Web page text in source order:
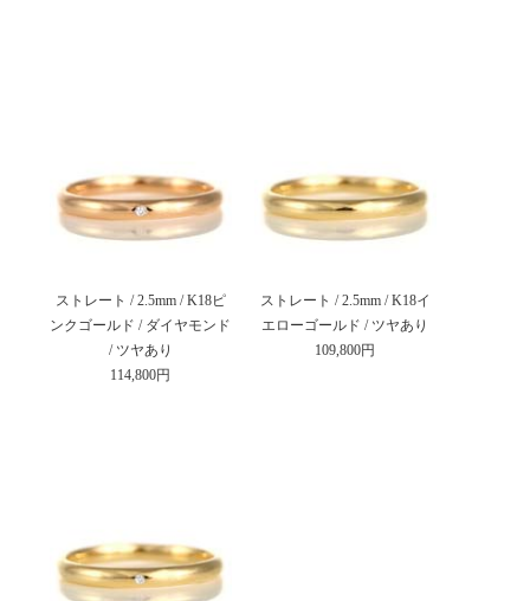
ストレート / 2.5mm / K18ピ
ンクゴールド / ダイヤモンド
/ ツヤあり
114,800円
ストレート / 2.5mm / K18イ
エローゴールド / ツヤあり
109,800円